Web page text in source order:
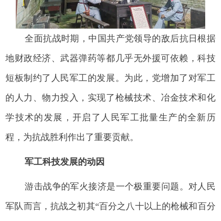
全面抗战时期，中国共产党领导的敌后抗日根据
地财政经济、武器弹药等都几乎无外援可依赖，科技
短板制约了人民军工的发展。为此，党增加了对军工
的人力、物力投入，实现了枪械技术、冶金技术和化
学技术的发展，开启了人民军工批量生产的全新历
程，为抗战胜利作出了重要贡献。
军工科技发展的动因
游击战争的军火接济是一个极重要问题。对人民
军队而言，抗战之初其“百分之八十以上的枪械和百分